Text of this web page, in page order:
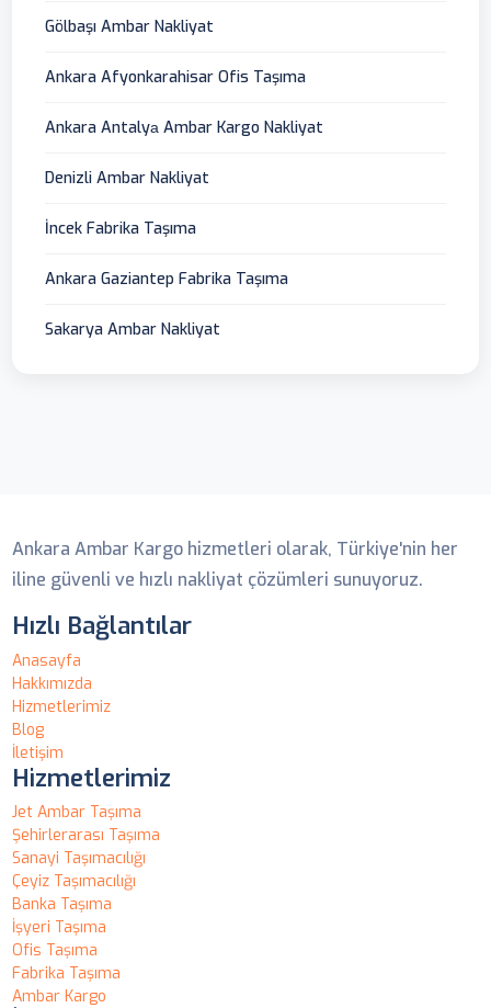
Gölbaşı Ambar Nakliyat
Ankara Afyonkarahisar Ofis Taşıma
Ankara Antalyа Ambar Kargo Nakliyat
Denizli Ambar Nakliyat
İncek Fabrika Taşıma
Ankara Gaziantep Fabrika Taşıma
Sakarya Ambar Nakliyat
Ankara Ambar Kargo hizmetleri olarak, Türkiye'nin her
iline güvenli ve hızlı nakliyat çözümleri sunuyoruz.
Hızlı Bağlantılar
Anasayfa
Hakkımızda
Hizmetlerimiz
Blog
İletişim
Hizmetlerimiz
Jet Ambar Taşıma
Şehirlerarası Taşıma
Sanayi Taşımacılığı
Çeyiz Taşımacılığı
Banka Taşıma
İşyeri Taşıma
Ofis Taşıma
Fabrika Taşıma
Ambar Kargo